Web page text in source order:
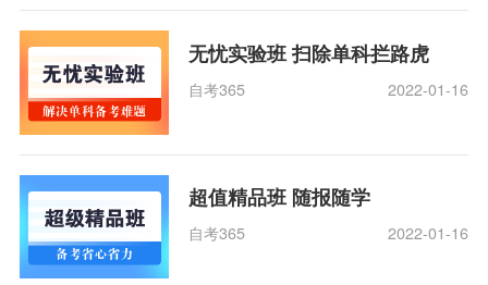
无忧实验班 扫除单科拦路虎
自考365 2022-01-16
超值精品班 随报随学
自考365 2022-01-16